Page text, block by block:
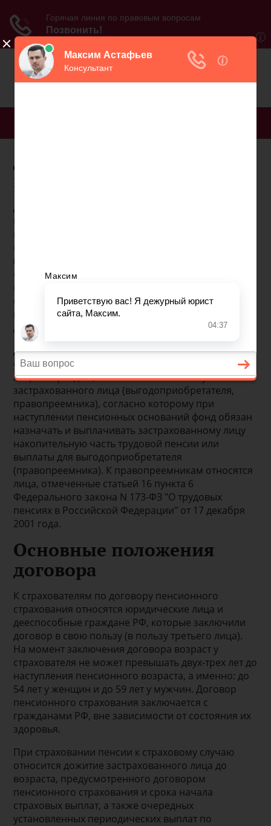
Долгосрочный договор
пенсионного страхования
Договор пенсионного страхования – соглашение
между участниками страховых отношений, при
которых страховщик берет на себя обязательство
производить застрахованному лицу
(страхователю) страховые выплаты в
фиксированной сумме и с определенной
периодичностью при условии всей суммы уплаты
страхователем страховой премии и дожития им до
возраста, предусмотренного заключенным
договором пенсионного страхования.
Договор об обязательном пенсионном
страховании – соглашение между застрахованным
лицом и фондом, заключенным в пользу
застрахованного лица (выгодоприобретателя,
правопреемника), согласно которому при
наступлении пенсионных оснований фонд обязан
назначать и выплачивать застрахованному лицу
накопительную часть трудовой пенсии или
выплаты для выгодоприобретателя
(правопреемника). К правопреемникам относятся
лица, отмеченные статьей 16 пункта 6
Федерального закона N 173-ФЗ "О трудовых
пенсиях в Российской Федерации" от 17 декабря
2001 года.
Основные положения
договора
К страхователям по договору пенсионного
страхования относятся юридические лица и
дееспособные граждане РФ, которые заключили
договор в свою пользу (в пользу третьего лица).
На момент заключения договора возраст у
страхователя не может превышать двух-трех лет до
наступления пенсионного возраста, а именно: до
54 лет у женщин и до 59 лет у мужчин. Договор
пенсионного страхования заключается с
гражданами РФ, вне зависимости от состояния их
здоровья.
При страховании пенсии к страховому случаю
относится дожитие застрахованного лица до
возраста, предусмотренного договором
пенсионного страхования и срока начала
страховых выплат, а также очередных
установленных периодических выплат по